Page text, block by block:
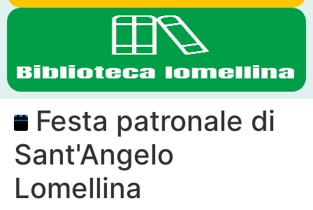
Festa patronale di
Sant'Angelo
Lomellina